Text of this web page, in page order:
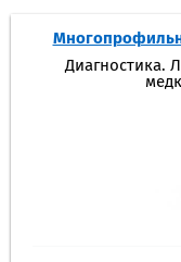
Диагностика.